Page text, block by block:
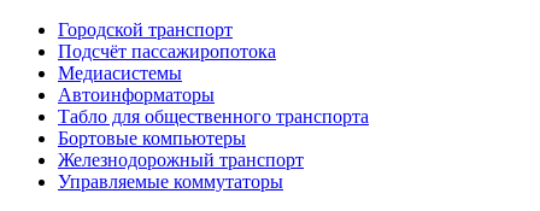
Городской транспорт
Подсчёт пассажиропотока
Медиасистемы
Автоинформаторы
Табло для общественного транспорта
Бортовые компьютеры
Железнодорожный транспорт
Управляемые коммутаторы